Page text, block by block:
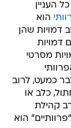
העניין
הוא
שהן
דמויות
מסרטי
כמעט, לרוב
כלב או
קהילת
הוא